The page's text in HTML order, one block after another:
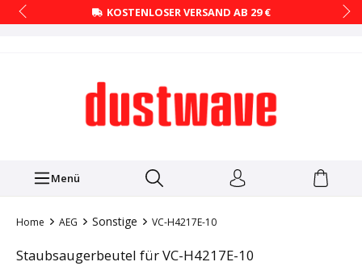
KOSTENLOSER VERSAND AB 29 €
Menü
Home AEG Sonstige VC-H4217E-10
Staubsaugerbeutel für VC-H4217E-10